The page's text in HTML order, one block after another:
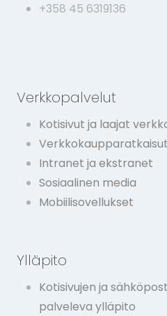
+358 45 6319136
Verkkopalvelut
Kotisivut ja laajat
Verkkokaupparatkaisut
Intranet ja ekstranet
Sosiaalinen media
Mobiilisovellukset
Ylläpito
Kotisivujen ja
palveleva ylläpito